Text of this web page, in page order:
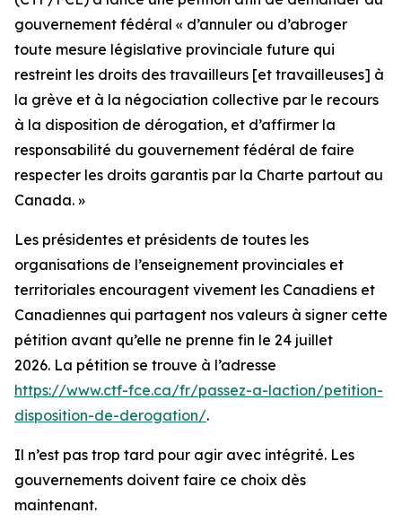
gouvernement fédéral « d’annuler ou d’abroger
toute mesure législative provinciale future qui
restreint les droits des travailleurs [et travailleuses] à
la grève et à la négociation collective par le recours
à la disposition de dérogation, et d’affirmer la
responsabilité du gouvernement fédéral de faire
respecter les droits garantis par la Charte partout au
Canada. »
Les présidentes et présidents de toutes les
organisations de l’enseignement provinciales et
territoriales encouragent vivement les Canadiens et
Canadiennes qui partagent nos valeurs à signer cette
pétition avant qu’elle ne prenne fin le 24 juillet
2026. La pétition se trouve à l’adresse
https://www.ctf-fce.ca/fr/passez-a-laction/petition-
disposition-de-derogation/.
Il n’est pas trop tard pour agir avec intégrité. Les
gouvernements doivent faire ce choix dès
maintenant.